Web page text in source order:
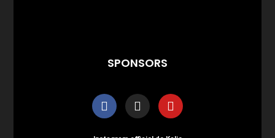
SPONSORS